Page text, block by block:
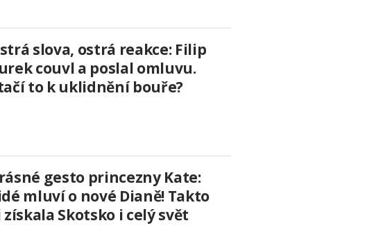
slova, ostrá reakce: Filip
couvl a poslal omluvu.
to k uklidnění bouře?
gesto princezny Kate:
mluví o nové Dianě! Takto
získala Skotsko i celý svět